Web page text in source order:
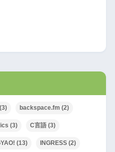
backspace.fm (2)
(3) C言語(3)
(13) INGRESS(2)